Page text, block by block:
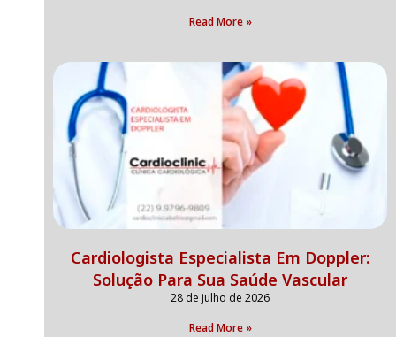
Read More »
Cardiologista Especialista Em Doppler:
Solução Para Sua Saúde Vascular
28 de julho de 2026
Read More »